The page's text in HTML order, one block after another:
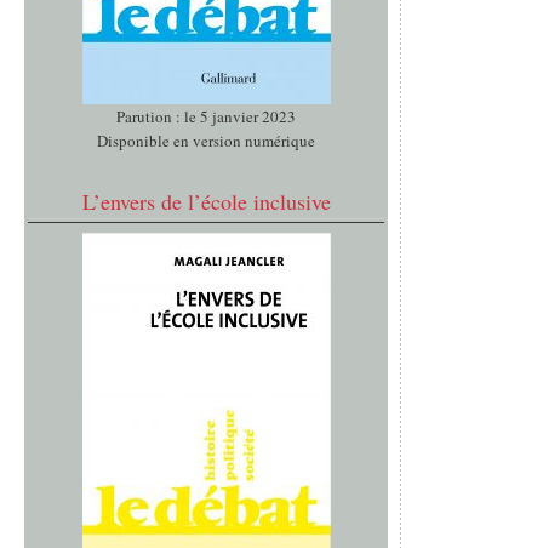
Parution : le 5 janvier 2023
Disponible en version numérique
L’envers de l’école inclusive